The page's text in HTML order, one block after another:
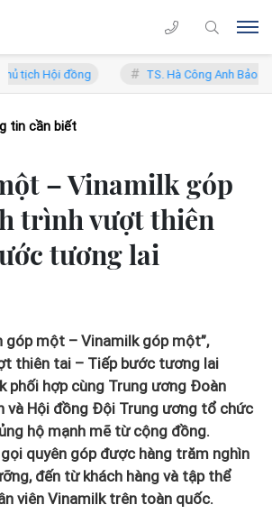
TS. Hà Công Anh Bảo - Phó Chủ tịch thường
tin cần biết
– Vinamilk góp
trình vượt thiên
tương lai
góp một – Vinamilk góp một”,
thiên tai – Tiếp bước tương lai
phối hợp cùng Trung ương Đoàn
và Hội đồng Đội Trung ương tổ chức
hộ mạnh mẽ từ cộng đồng.
quyên góp được hàng trăm nghìn
đến từ khách hàng và tập thể
viên Vinamilk trên toàn quốc.